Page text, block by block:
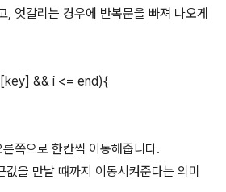
, 엇갈리는 경우에 반복문을 빠져 나오게
&& i <= end){
쪽으로 한칸씩 이동해줍니다.
을 만날 떄까지 이동시켜준다는 의미